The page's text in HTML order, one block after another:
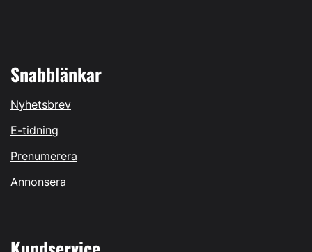
Snabblänkar
Nyhetsbrev
E-tidning
Prenumerera
Annonsera